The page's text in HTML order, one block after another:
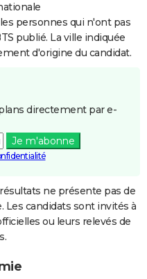
personnes qui n'ont pas
publié. La ville indiquée
d'origine du candidat.
directement par e-
Je m'abonne
ne présente pas de
Les candidats sont invités à
ou leurs relevés de